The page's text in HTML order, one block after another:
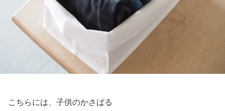
こちらには、子供のかさばる